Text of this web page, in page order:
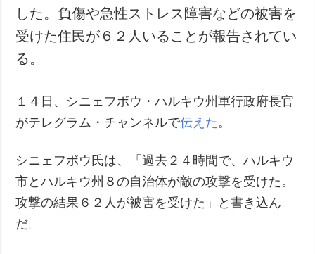
した。負傷や急性ストレス障害などの被害を
受けた住民が６２人いることが報告されてい
る。
１４日、シニェフボウ・ハルキウ州軍行政府長官
がテレグラム・チャンネルで伝えた。
シニェフボウ氏は、「過去２４時間で、ハルキウ
市とハルキウ州８の自治体が敵の攻撃を受けた。
攻撃の結果６２人が被害を受けた」と書き込ん
だ。